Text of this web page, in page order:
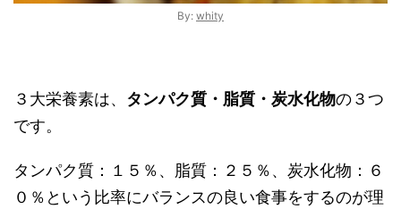
By: whity
３大栄養素は、 タンパク質・脂質・炭水化物の３つ
です。
タンパク質：１５％、脂質：２５％、炭水化物：６
０％という比率にバランスの良い食事をするのが理